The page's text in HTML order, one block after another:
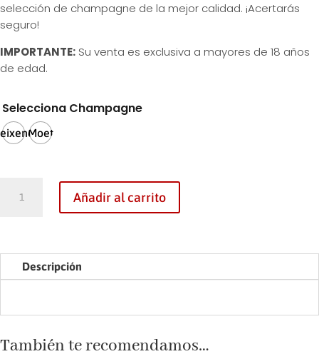
selección de champagne de la mejor calidad. ¡Acertarás
seguro!
IMPORTANTE: Su venta es exclusiva a mayores de 18 años
de edad.
Selecciona Champagne
Moet
CHAMPAGNE
cantidad
Añadir al carrito
Descripción
También te recomendamos…